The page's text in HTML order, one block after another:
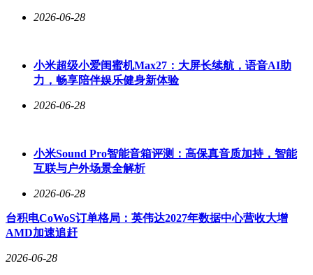
2026-06-28
小米超级小爱闺蜜机Max27：大屏长续航，语音AI助
力，畅享陪伴娱乐健身新体验
2026-06-28
小米Sound Pro智能音箱评测：高保真音质加持，智能
互联与户外场景全解析
2026-06-28
台积电CoWoS订单格局：英伟达2027年数据中心营收大增
AMD加速追赶
2026-06-28